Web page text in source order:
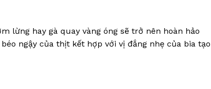
lừng hay gà quay vàng óng sẽ trở nên hoàn hảo
ngậy của thịt kết hợp với vị đắng nhẹ của bia tạo